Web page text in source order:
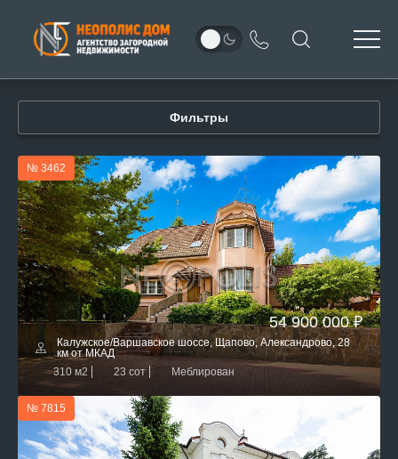
Фильтры
№ 3462
54 900 000 ₽
Калужское/Варшавское шоссе, Щапово, Александрово, 28
км от МКАД
310 м2
23 сот Меблирован
№ 7815